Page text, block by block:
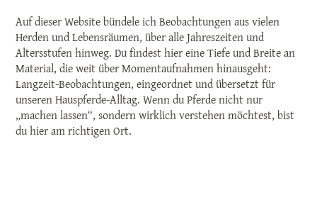
Auf dieser Website bündele ich Beobachtungen aus vielen
Herden und Lebensräumen, über alle Jahreszeiten und
Altersstufen hinweg. Du findest hier eine Tiefe und Breite an
Material, die weit über Momentaufnahmen hinausgeht:
Langzeit-Beobachtungen, eingeordnet und übersetzt für
unseren Hauspferde-Alltag. Wenn du Pferde nicht nur
„machen lassen“, sondern wirklich verstehen möchtest, bist
du hier am richtigen Ort.